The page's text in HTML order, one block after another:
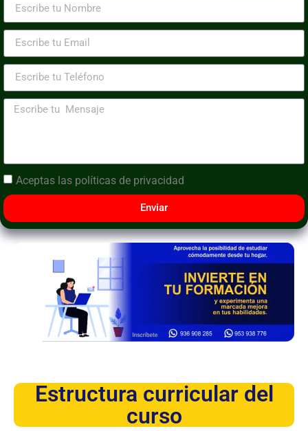
Aceptas las políticas de privacidad
Enviar
Estructura curricular del
curso